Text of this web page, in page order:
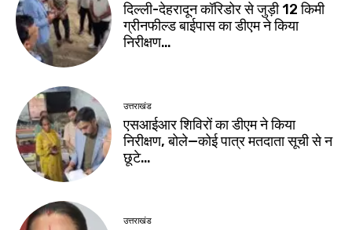
दिल्ली-देहरादून कॉरिडोर से जुड़ी 12 किमी
ग्रीनफील्ड बाईपास का डीएम ने किया
निरीक्षण…
उत्तराखंड
एसआईआर शिविरों का डीएम ने किया
निरीक्षण, बोले—कोई पात्र मतदाता सूची से न
छूटे…
उत्तराखंड